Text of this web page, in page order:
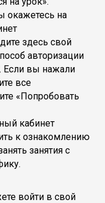
окажетесь на
здесь свой
авторизации
Если вы нажали
все
«Попробовать
кабинет
к ознакомлению
занятия с
войти в свой